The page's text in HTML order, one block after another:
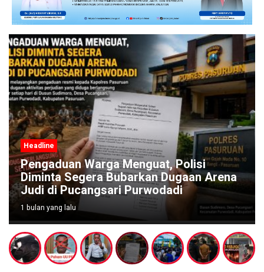
Headline
Pengaduan Warga Menguat, Polisi
Diminta Segera Bubarkan Dugaan Arena
Judi di Pucangsari Purwodadi
1 bulan yang lalu